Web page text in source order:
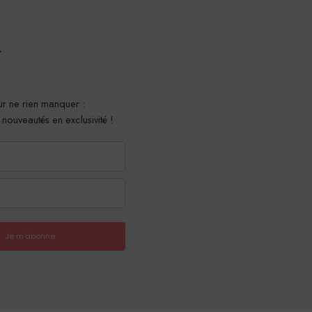
ne rien manquer :
en exclusivité !
Je m'abonne